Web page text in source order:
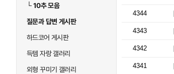
└10추 모음
질문과 답변 게시판
하드코어 게시판
득템 자랑 갤러리
외형 꾸미기 갤러리
4344
4343
4342
4341